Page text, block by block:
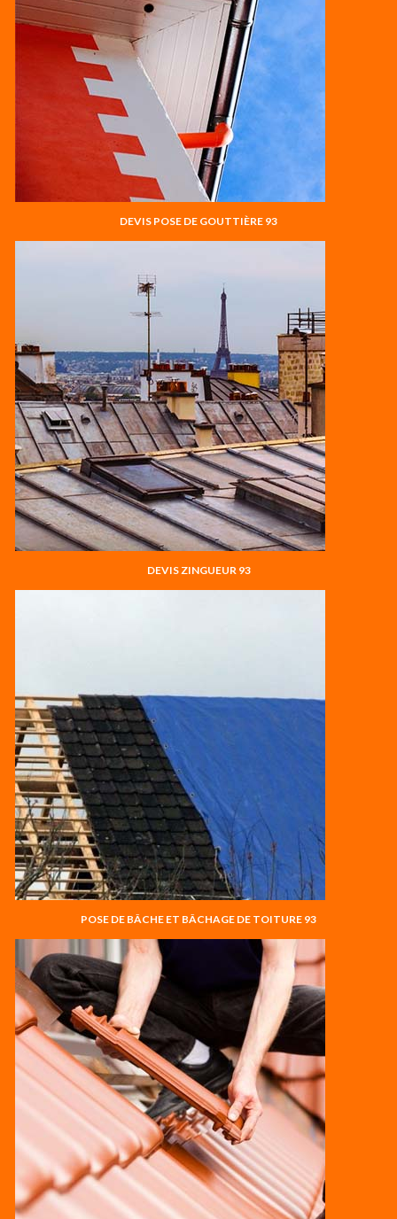
DEVIS POSE DE GOUTTIÈRE 93
DEVIS ZINGUEUR 93
POSE DE BÂCHE ET BÂCHAGE DE TOITURE 93